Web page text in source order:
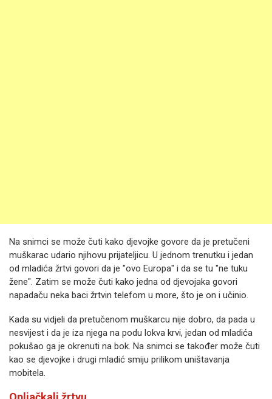
Na snimci se može čuti kako djevojke govore da je pretučeni
muškarac udario njihovu prijateljicu. U jednom trenutku i jedan
od mladića žrtvi govori da je "ovo Europa" i da se tu "ne tuku
žene". Zatim se može čuti kako jedna od djevojaka govori
napadaču neka baci žrtvin telefom u more, što je on i učinio.
Kada su vidjeli da pretučenom muškarcu nije dobro, da pada u
nesvijest i da je iza njega na podu lokva krvi, jedan od mladića
pokušao ga je okrenuti na bok. Na snimci se također može čuti
kao se djevojke i drugi mladić smiju prilikom uništavanja
mobitela.